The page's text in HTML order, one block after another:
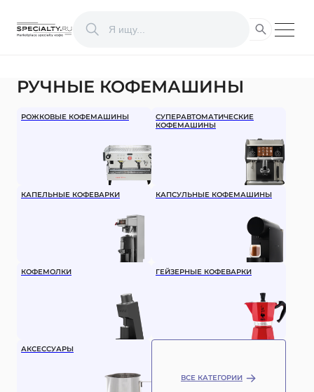
РУЧНЫЕ КОФЕМАШИНЫ
РОЖКОВЫЕ КОФЕМАШИНЫ
СУПЕРАВТОМАТИЧЕСКИЕ
КОФЕМАШИНЫ
КАПЕЛЬНЫЕ КОФЕВАРКИ КАПСУЛЬНЫЕ КОФЕМАШИНЫ
КОФЕМОЛКИ ГЕЙЗЕРНЫЕ КОФЕВАРКИ
АКСЕССУАРЫ
ВСЕ КАТЕГОРИИ